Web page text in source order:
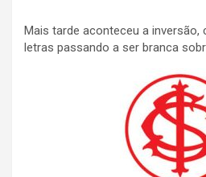
Mais tarde aconteceu a inversão,
letras passando a ser branca